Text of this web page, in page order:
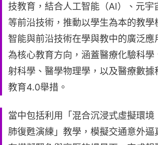
技教育，結合人工智能（AI）、元宇
等前沿技術，推動以學生為本的教學
智能與前沿技術在學與教中的廣泛應
為核心教育方向，涵蓋醫療化驗科學
射科學、醫學物理學，以及醫療數據
教育4.0舉措。
當中包括利用「混合沉浸式虛擬環境
肺復甦演練」教學，模擬交通意外逼